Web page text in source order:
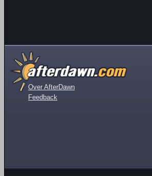
Over AfterDawn
Feedback